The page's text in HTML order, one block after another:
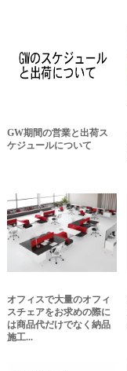
GW期間の営業と出荷ス
ケジュールについて
オフィスで大量のオフィ
スチェアをお求めの際に
は商品代だけでなく納品
施工...